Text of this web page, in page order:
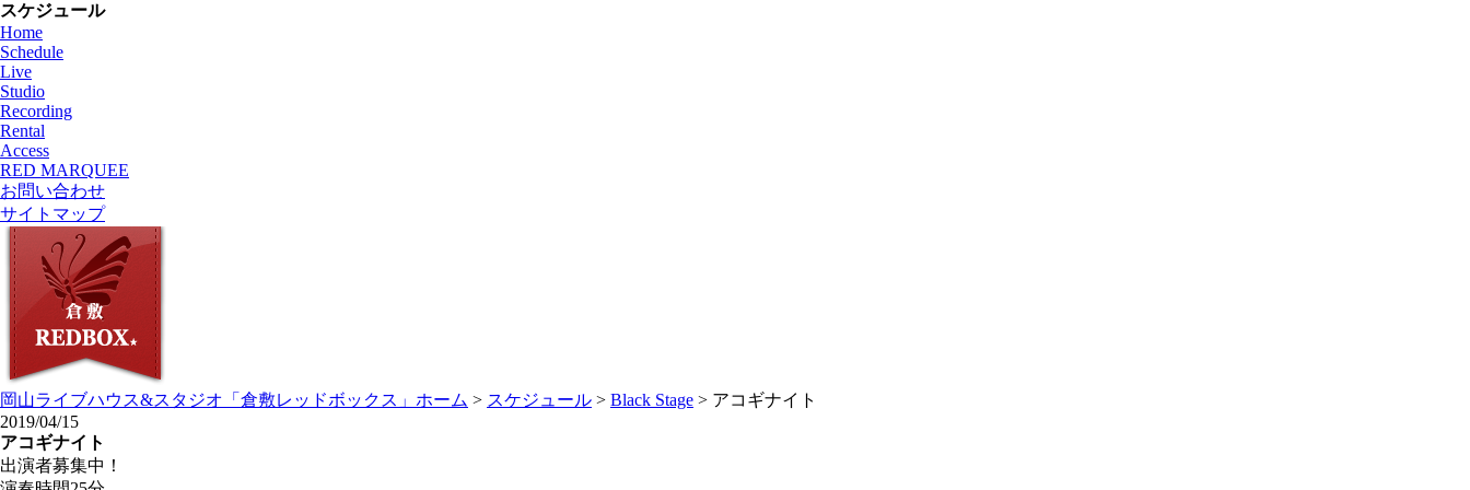
スケジュール
Home
Schedule
Live
Studio
Recording
Rental
Access
RED MARQUEE
お問い合わせ
サイトマップ
岡山ライブハウス&スタジオ「倉敷レッドボックス」ホーム > スケジュール > Black Stage > アコギナイト
2019/04/15
アコギナイト
出演者募集中！